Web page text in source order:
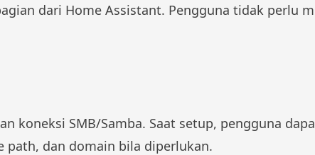
dari Home Assistant. Pengguna tidak perlu
koneksi SMB/Samba. Saat setup, pengguna
path, dan domain bila diperlukan.